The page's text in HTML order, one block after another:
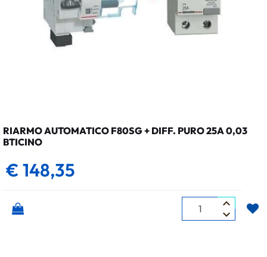
RIARMO AUTOMATICO F80SG + DIFF. PURO 25A 0,03
BTICINO
€ 148,35
Quantità